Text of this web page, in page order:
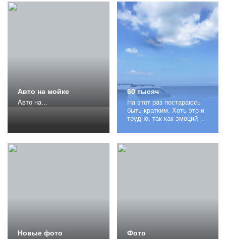
Авто на мойке
Авто на...
60 тысяч
На этот раз постараюсь
быть кратким. Хоть это и
трудно, так как эмоций
выплеснуть их наружу,
поделившись со всеми о
Новые фото Фото